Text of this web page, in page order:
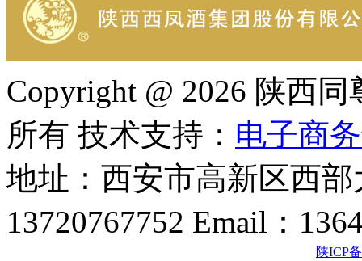
Copyright @ 2026 陕西
所有 技术支持： 电子商
地址：西安市高新区西
13720767752 Email：
陕ICP